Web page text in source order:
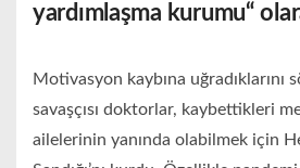
yardımlaşma kurumu“
Motivasyon kaybına uğradıklarını
savaşçısı doktorlar, kaybettikleri
ailelerinin yanında olabilmek için